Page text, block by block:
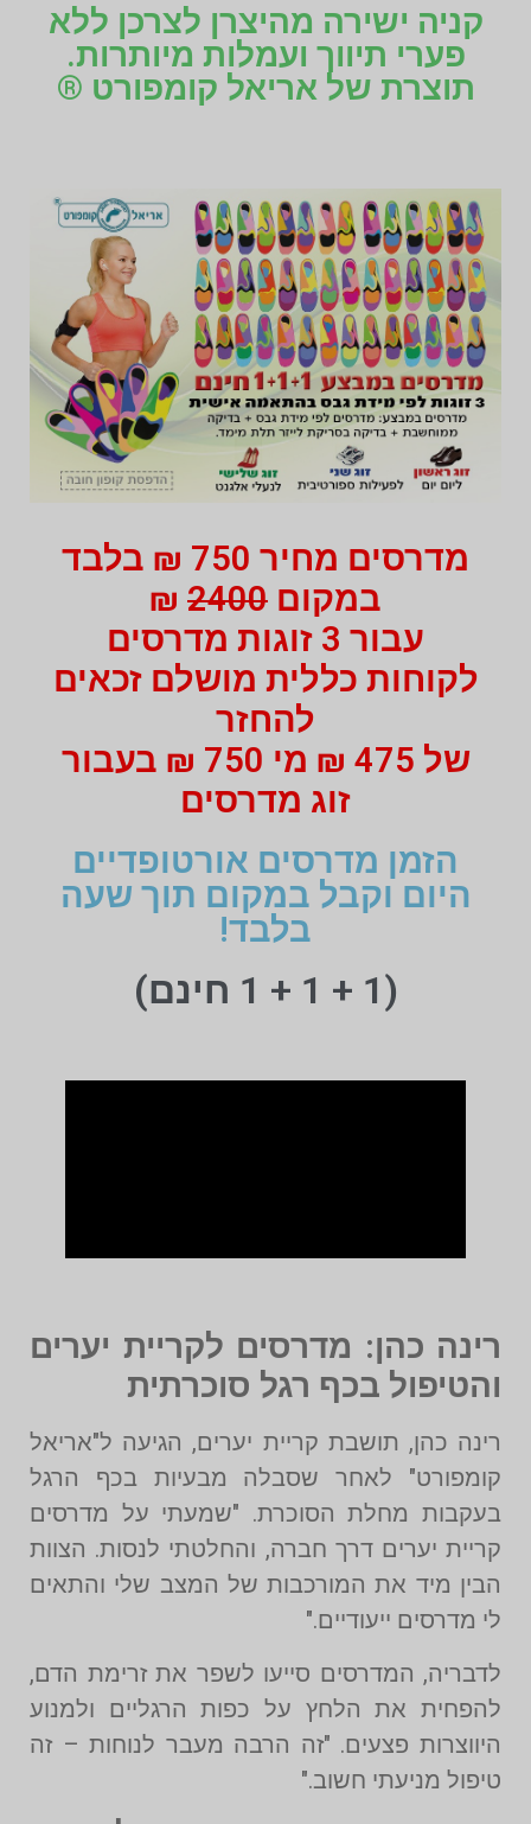
קניה ישירה מהיצרן לצרכן ללא
פערי תיווך ועמלות מיותרות.
תוצרת של אריאל קומפורט ®
מדרסים מחיר 750 ₪ בלבד
במקום 2400
₪
עבור 3 זוגות מדרסים
לקוחות כללית מושלם זכאים
להחזר
של 475 ₪ מי 750 ₪ בעבור
זוג מדרסים
הזמן מדרסים אורטופדיים
היום וקבל במקום תוך שעה
בלבד!
(1 + 1 + 1 חינם)
רינה כהן: מדרסים לקריית יערים
והטיפול בכף רגל סוכרתית
רינה כהן, תושבת קריית יערים, הגיעה ל"אריאל
קומפורט" לאחר שסבלה מבעיות בכף הרגל
בעקבות מחלת הסוכרת. "שמעתי על מדרסים
קריית יערים דרך חברה, והחלטתי לנסות. הצוות
הבין מיד את המורכבות של המצב שלי והתאים
לי מדרסים ייעודיים."
לדבריה, המדרסים סייעו לשפר את זרימת הדם,
להפחית את הלחץ על כפות הרגליים ולמנוע
היווצרות פצעים. "זה הרבה מעבר לנוחות – זה
טיפול מניעתי חשוב."